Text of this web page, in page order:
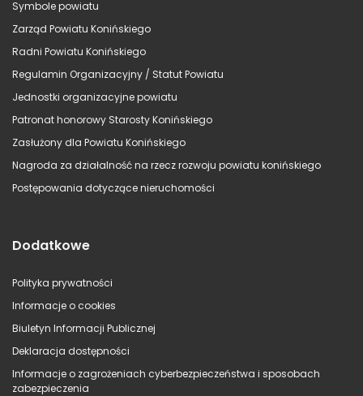
Symbole powiatu
Zarząd Powiatu Konińskiego
Radni Powiatu Konińskiego
Regulamin Organizacyjny / Statut Powiatu
Jednostki organizacyjne powiatu
Patronat honorowy Starosty Konińskiego
Zasłużony dla Powiatu Konińskiego
Nagroda za działalność na rzecz rozwoju powiatu konińskiego
Postępowania dotyczące nieruchomości
Dodatkowe
Polityka prywatności
Informacje o cookies
Biuletyn Informacji Publicznej
Deklaracja dostępności
Informacje o zagrożeniach cyberbezpieczeństwa i sposobach
zabezpieczenia